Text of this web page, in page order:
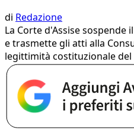
di Redazione
La Corte d'Assise sospende
e trasmette gli atti alla
legittimità costituzionale